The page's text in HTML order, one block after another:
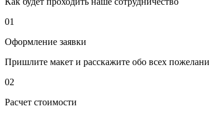
01
Оформление заявки
Пришлите макет и расскажите обо всех
02
Расчет стоимости